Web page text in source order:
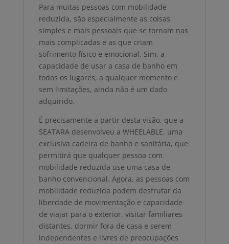
Para muitas pessoas com mobilidade
reduzida, são especialmente as coisas
simples e mais pessoais que se tornam nas
mais complicadas e as que criam
sofrimento físico e emocional. Sim, a
capacidade de usar a casa de banho em
todos os lugares, a qualquer momento e
sem limitações, ainda não é um dado
adquirido.
É precisamente a partir desta visão, que a
SEATARA desenvolveu a WHEELABLE, uma
exclusiva cadeira de banho e sanitária, que
permitirá que qualquer pessoa com
mobilidade reduzida use uma casa de
banho convencional. Agora, as pessoas com
mobilidade reduzida podem desfrutar da
liberdade de movimentação e capacidade
de viajar para o exterior, visitar familiares
distantes, dormir fora de casa e serem
independentes e livres de preocupações